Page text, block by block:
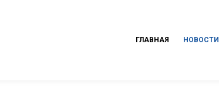
ГЛАВНАЯ НОВОСТИ